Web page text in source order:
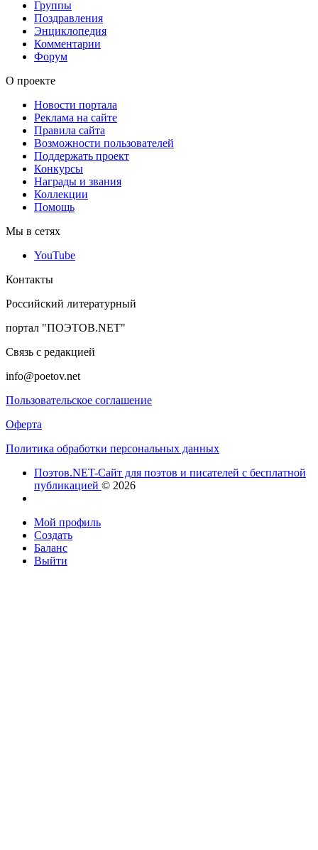
Группы
Поздравления
Энциклопедия
Комментарии
Форум
О проекте
Новости портала
Реклама на сайте
Правила сайта
Возможности пользователей
Поддержать проект
Конкурсы
Награды и звания
Коллекции
Помощь
Мы в сетях
YouTube
Контакты
Российский литературный
портал "ПОЭТОВ.NET"
Связь с редакцией
info@poetov.net
Пользовательское соглашение
Оферта
Политика обработки персональных данных
Поэтов.NET-Сайт для поэтов и писателей с бесплатной
публикацией © 2026
Мой профиль
Создать
Баланс
Выйти